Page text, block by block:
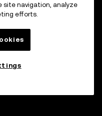
site navigation, analyze
efforts.